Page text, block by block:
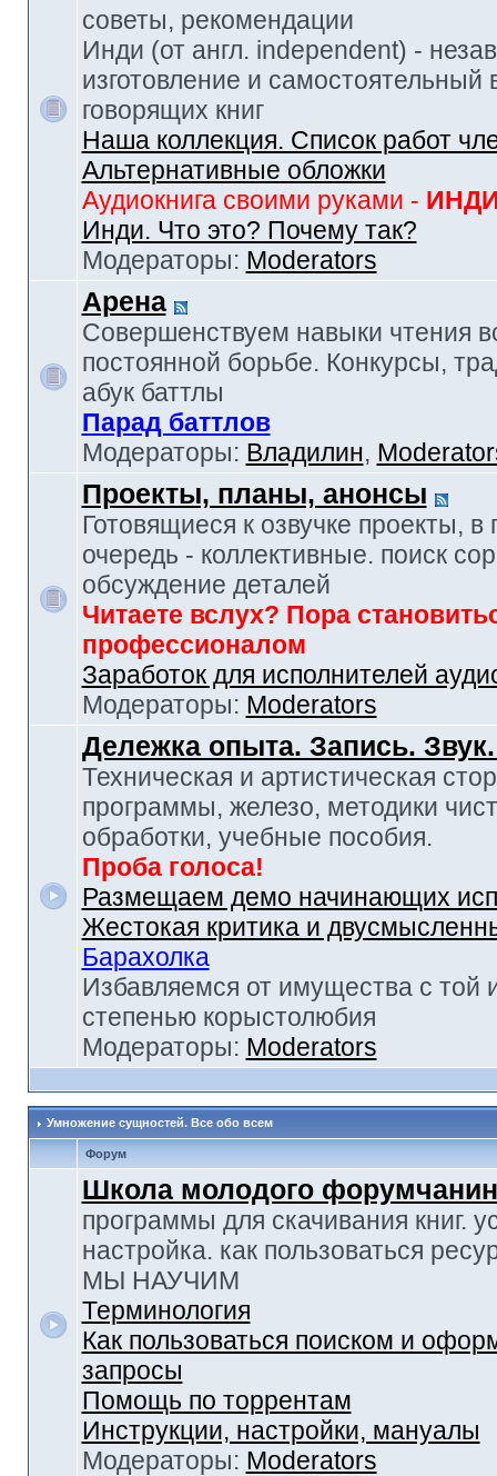
советы, рекомендации
Инди (от англ. independent) -
изготовление и самостоятельный
говорящих книг
Наша коллекция. Список работ
Альтернативные обложки
Аудиокнига своими руками -
Инди. Что это? Почему так?
Модераторы: Moderators
Арена
Совершенствуем навыки чтения
постоянной борьбе. Конкурсы,
абук баттлы
Парад баттлов
Модераторы: Владилин,
Проекты, планы, анонсы
Готовящиеся к озвучке проекты, в
очередь - коллективные. поиск
обсуждение деталей
Читаете вслух? Пора
профессионалом
Заработок для исполнителей
Модераторы: Moderators
Дележка опыта. Запись.
Техническая и артистическая
программы, железо, методики
обработки, учебные пособия.
Проба голоса!
Размещаем демо начинающих
Жестокая критика и
Барахолка
Избавляемся от имущества с той
степенью корыстолюбия
Модераторы: Moderators
Умножение сущностей. Все обо всем
Форум
Школа молодого
программы для скачивания книг.
настройка. как пользоваться
МЫ НАУЧИМ
Терминология
Как пользоваться поиском и
запросы
Помощь по торрентам
Инструкции, настройки, мануалы
Модераторы: Moderators